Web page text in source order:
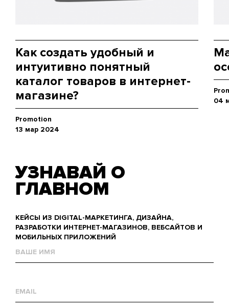
Как создать удобный и
интуитивно понятный
каталог товаров в интернет-
магазине?
Promotion
13 мар 2024
04
УЗНАВАЙ О
ГЛАВНОМ
КЕЙСЫ ИЗ DIGITAL-МАРКЕТИНГА, ДИЗАЙНА,
РАЗРАБОТКИ ИНТЕРНЕТ-МАГАЗИНОВ, ВЕБСАЙТОВ И
МОБИЛЬНЫХ ПРИЛОЖЕНИЙ
mail